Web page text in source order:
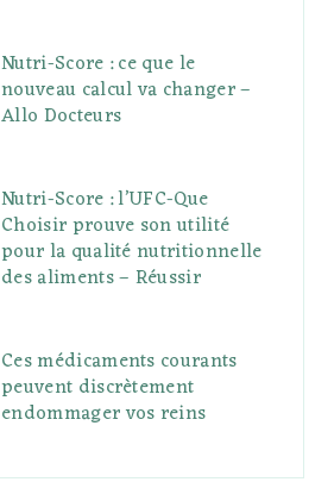
Nutri-Score : ce que le
nouveau calcul va changer –
Allo Docteurs
Nutri-Score : l’UFC-Que
Choisir prouve son utilité
pour la qualité nutritionnelle
des aliments – Réussir
Ces médicaments courants
peuvent discrètement
endommager vos reins